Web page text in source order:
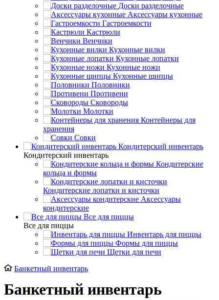
Доски разделочные
Аксессуары кухонные
Гастроемкости
Кастрюли
Венчики
Кухонные вилки
Кухонные лопатки
Кухонные ножи
Кухонные щипцы
Половники
Противени
Сковороды
Молотки
Контейнеры для
хранения
Совки
Кондитерский инвентарь
Кондитерский инвентарь
Кондитерские
кольца и формы
Кондитерские лопатки и кисточки
Аксессуары
кондитерские
Все для пиццы
Все для пиццы
Инвентарь для пиццы
Формы для пиццы
Щетки для печи
Банкетный инвентарь
Банкетный инвентарь